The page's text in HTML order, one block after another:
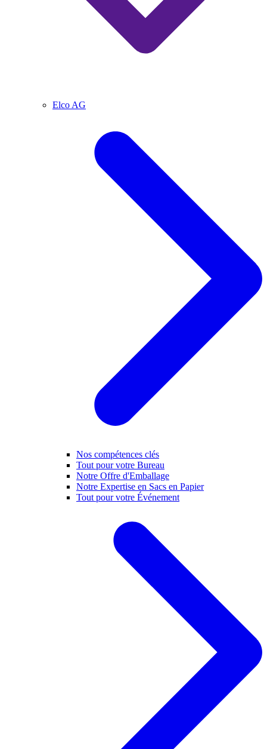
Elco AG
Nos compétences clés
Tout pour votre Bureau
Notre Offre d'Emballage
Notre Expertise en Sacs en Papier
Tout pour votre Événement